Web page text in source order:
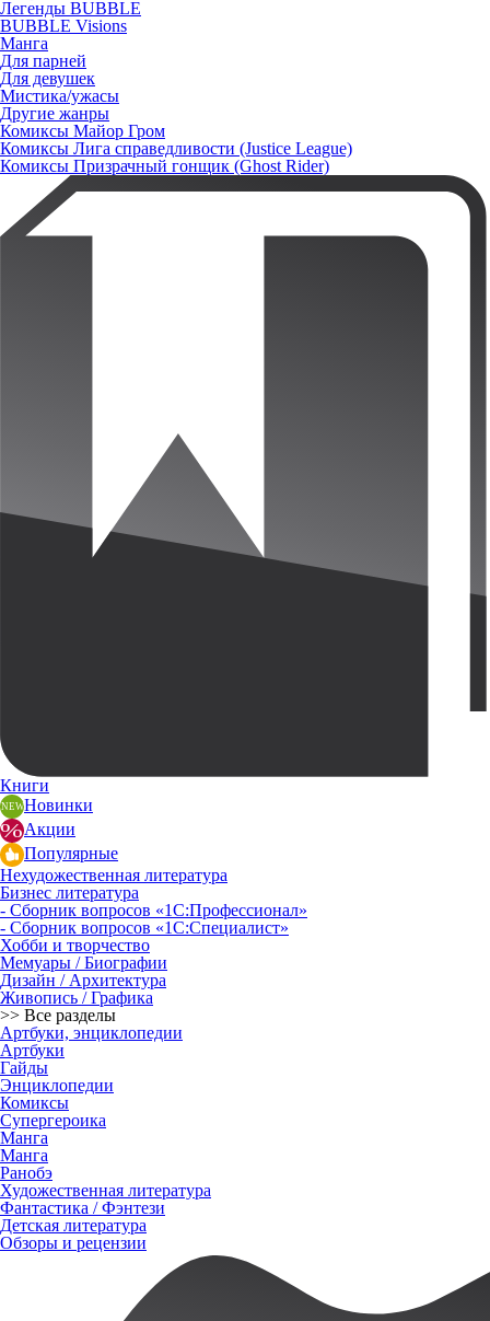
Легенды BUBBLE
BUBBLE Visions
Манга
Для парней
Для девушек
Мистика/ужасы
Другие жанры
Комиксы Майор Гром
Комиксы Лига справедливости (Justice League)
Комиксы Призрачный гонщик (Ghost Rider)
Книги
Новинки
Акции
Популярные
Нехудожественная литература
Бизнес литература
- Сборник вопросов «1С:Профессионал»
- Сборник вопросов «1С:Специалист»
Хобби и творчество
Мемуары / Биографии
Дизайн / Архитектура
Живопись / Графика
>> Все разделы
Артбуки, энциклопедии
Артбуки
Гайды
Энциклопедии
Комиксы
Супергероика
Манга
Манга
Ранобэ
Художественная литература
Фантастика / Фэнтези
Детская литература
Обзоры и рецензии